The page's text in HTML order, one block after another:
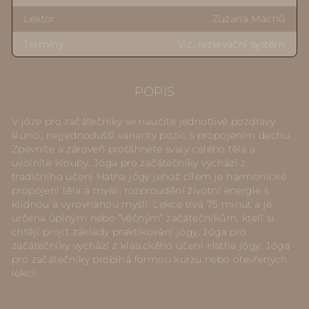
Lektor Zuzana Machů
Termíny Viz. rezervační systém
POPIS
V józe pro začátečníky se naučíte jednotlivé pozdravy
slunci, nejjednodušší varianty pozic s propojením dechu.
Zpevníte a zároveň protáhnete svaly celého těla a
uvolníte klouby. Jóga pro začátečníky vychází z
tradičního učení Hatha jógy jehož cílem je harmonické
propojení těla a mysli, rozproudění životní energie s
klidnou a vyrovnanou myslí. Lekce trvá 75 minut a je
určena úplným nebo “věčným” začátečníkům, kteří si
chtějí projít základy praktikování jógy. Jóga pro
začátečníky vychází z klasického učení Hatha jógy. Jóga
pro začátečníky probíhá formou kurzu nebo otevřených
lekcí.